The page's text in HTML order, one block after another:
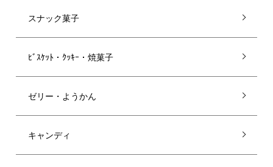
スナック菓子
ﾋﾞｽｹｯﾄ・ｸｯｷｰ・焼菓子
ゼリー・ようかん
キャンディ